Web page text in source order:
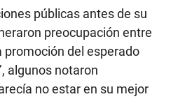
públicas antes de su
preocupación entre
del esperado
algunos notaron
no estar en su mejor